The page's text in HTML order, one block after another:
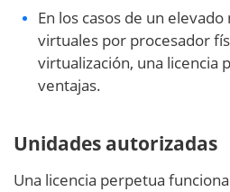
En los casos de un
virtuales por procesador
virtualización, una licencia
ventajas.
Unidades autorizadas
Una licencia perpetua